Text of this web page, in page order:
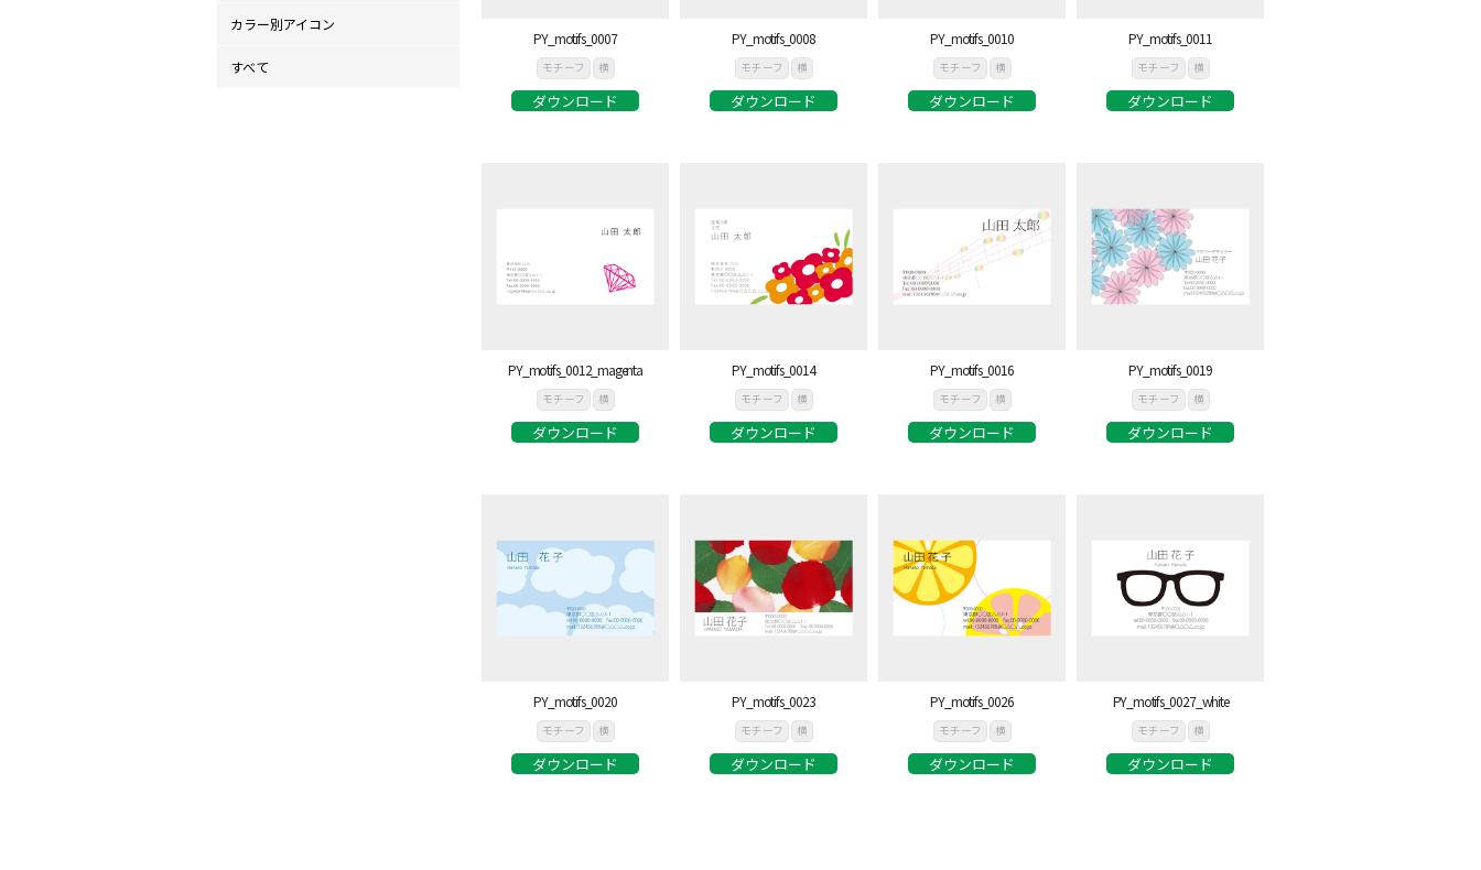
PY_motifs_0007
モチーフ 横
ダウンロード
PY_motifs_0008
モチーフ 横
ダウンロード
PY_motifs_0010
モチーフ 横
ダウンロード
PY_motifs_0011
モチーフ 横
ダウンロード
PY_motifs_0012_magenta
モチーフ 横
ダウンロード
PY_motifs_0014
モチーフ 横
ダウンロード
PY_motifs_0016
モチーフ 横
ダウンロード
PY_motifs_0019
モチーフ 横
ダウンロード
PY_motifs_0020
モチーフ 横
ダウンロード
PY_motifs_0023
モチーフ 横
ダウンロード
PY_motifs_0026
モチーフ 横
ダウンロード
PY_motifs_0027_white
モチーフ 横
ダウンロード
カラー別アイコン
すべて